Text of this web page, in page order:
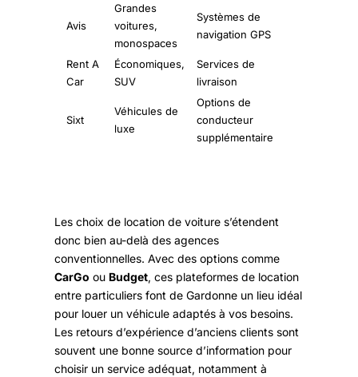
Avis
Grandes
voitures,
monospaces
Systèmes de
navigation GPS
Rent A
Car
Économiques,
SUV
Services de
livraison
Sixt
Véhicules de
luxe
Options de
conducteur
supplémentaire
Les choix de location de voiture s’étendent
donc bien au-delà des agences
conventionnelles. Avec des options comme
CarGo ou Budget, ces plateformes de location
entre particuliers font de Gardonne un lieu idéal
pour louer un véhicule adaptés à vos besoins.
Les retours d’expérience d’anciens clients sont
souvent une bonne source d’information pour
choisir un service adéquat, notamment à